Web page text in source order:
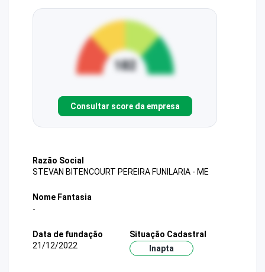
Consultar score da empresa
Razão Social
STEVAN BITENCOURT PEREIRA FUNILARIA - ME
Nome Fantasia
-
Data de fundação
21/12/2022
Situação Cadastral
Inapta